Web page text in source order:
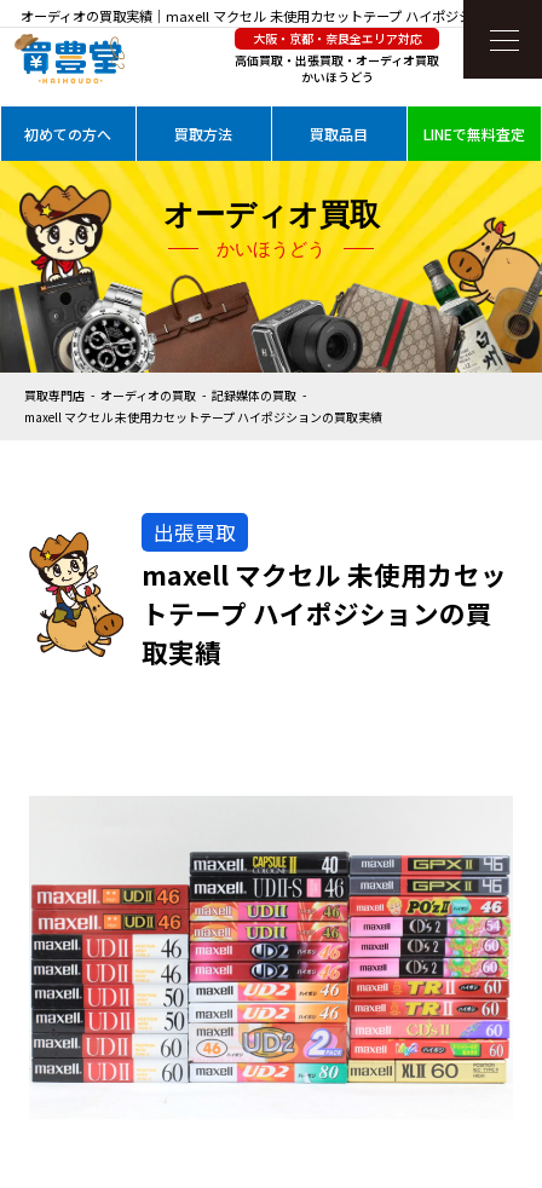
オーディオの買取実績｜maxell マクセル 未使用カセットテープ ハイポジションを高価
買取
大阪・京都・奈良全エリア対応
高価買取・出張買取・オーディオ買取
かいほうどう
初めての方へ 買取方法 買取品目 LINEで無料査定
オーディオ買取
かいほうどう
買取専門店 オーディオの買取
記録媒体の買取
maxell マクセル 未使用カセットテープ ハイポジションの買取実績
出張買取
maxell マクセル 未使用カセッ
トテープ ハイポジションの買
取実績